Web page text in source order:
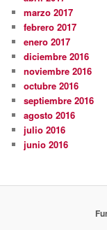
marzo 2017
febrero 2017
enero 2017
diciembre 2016
noviembre 2016
octubre 2016
septiembre 2016
agosto 2016
julio 2016
junio 2016